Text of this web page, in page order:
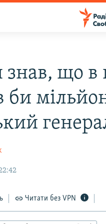
що в
би
Читати без VPN